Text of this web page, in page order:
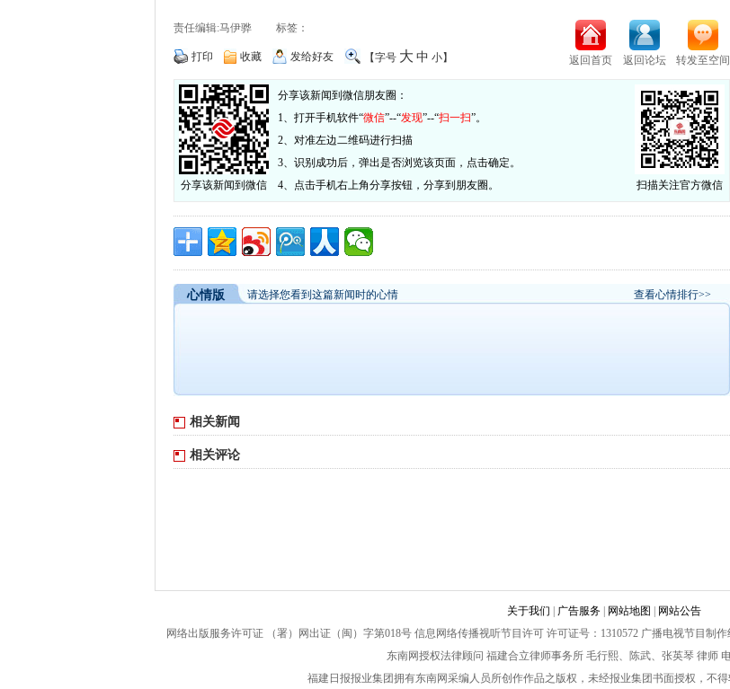
责任编辑:马伊骅 标签：
打印 收藏 发给好友 【字号 大 中 小】 返回首页 返回论坛 转发至空间
扫描关注官方微信
分享该新闻到微信
分享该新闻到微信朋友圈：
1、打开手机软件“微信”--“发现”--“扫一扫”。
2、对准左边二维码进行扫描
3、识别成功后，弹出是否浏览该页面，点击确定。
4、点击手机右上角分享按钮，分享到朋友圈。
心情版 请选择您看到这篇新闻时的心情 查看心情排行>>
相关新闻
相关评论
关于我们 广告服务 网站地图
网站公告
网络出版服务许可证 （署）网出证（闽）字第018号 信息网络传播视听节目许可 许可证号：1310572 广播电视节目制
东南网授权法律顾问 福建合立律师事务所 毛行熙、陈武、张英琴 律师
福建日报报业集团拥有东南网采编人员所创作作品之版权，未经报业集团书面授权，不